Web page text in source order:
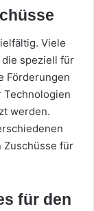
Viele
speziell für
Förderungen
Technologien
werden.
Zuschüsse für
für den